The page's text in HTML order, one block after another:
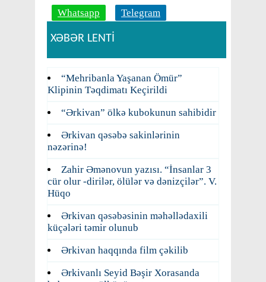
Whatsapp Telegram
XƏBƏR LENTİ
“Mehribanla Yaşanan Ömür”
Klipinin Təqdimatı Keçirildi
“Ərkivan” ölkə kubokunun sahibidir
Ərkivan qəsəbə sakinlərinin
nəzərinə!
Zahir Əmənovun yazısı. “İnsanlar 3
cür olur -dirilər, ölülər və dənizçilər”. V.
Hüqo
Ərkivan qəsəbəsinin məhəllədaxili
küçələri təmir olunub
Ərkivan haqqında film çəkilib
Ərkivanlı Seyid Bəşir Xorasanda